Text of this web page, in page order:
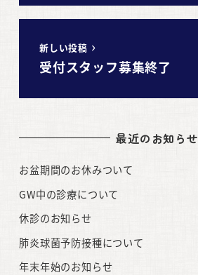
新しい投稿
受付スタッフ募集終了
最近のお知らせ
お盆期間のお休みついて
GW中の診療について
休診のお知らせ
肺炎球菌予防接種について
年末年始のお知らせ